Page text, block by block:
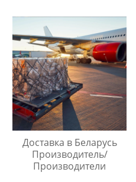
Доставка в Беларусь
Производитель/
Производители